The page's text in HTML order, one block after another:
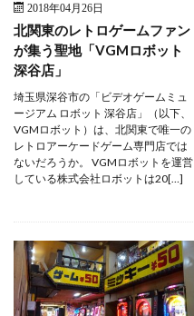
2018年04月26日
北関東のレトロゲームファン
が集う聖地「VGMロボット
深谷店」
埼玉県深谷市の「ビデオゲームミュ
ージアム ロボット 深谷店」（以下、
VGMロボット）は、北関東で唯一の
レトロアーケードゲーム専門店では
ないだろうか。 VGMロボットを運営
している株式会社ロボットは20[…]